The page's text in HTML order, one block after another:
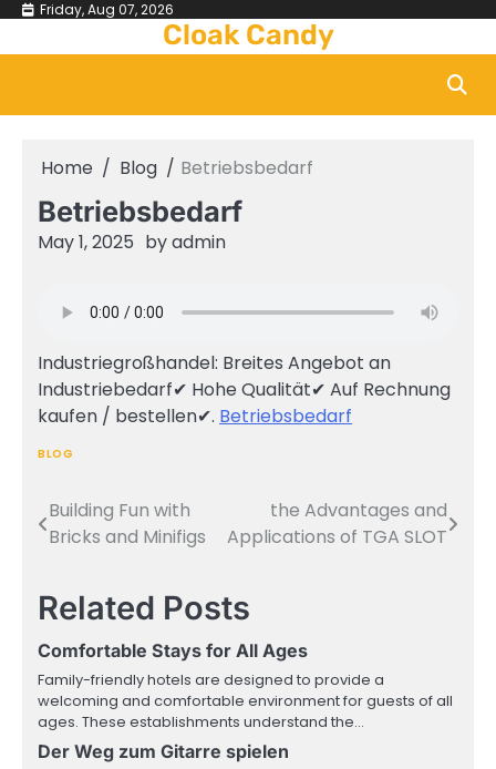
Skip Friday, Aug 07, 2026
Cloak Candy
Home Blog Betriebsbedarf
Betriebsbedarf
May 1, 2025 byadmin
Industriegroßhandel: Breites Angebot an
Industriebedarf✔ Hohe Qualität✔ Auf Rechnung
kaufen / bestellen✔. Betriebsbedarf
BLOG
Post
Building Fun with
Bricks and Minifigs
the Advantages and
Applications of TGA SLOT
Related Posts
Comfortable Stays for All Ages
Family-friendly hotels are designed to provide a
welcoming and comfortable environment for guests of all
ages. These establishments understand the…
Der Weg zum Gitarre spielen